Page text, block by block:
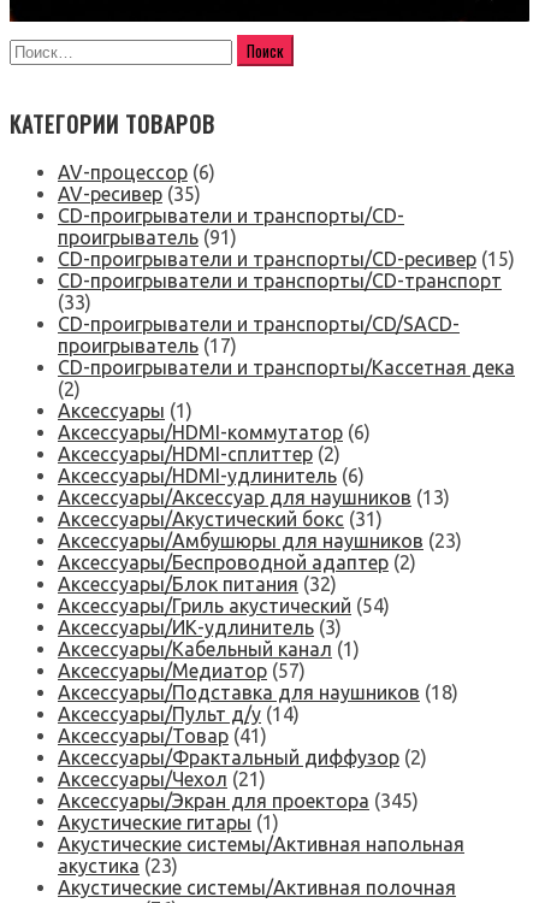
КАТЕГОРИИ ТОВАРОВ
AV-процессор (6)
AV-ресивер (35)
CD-проигрыватели и транспорты/CD-
проигрыватель (91)
CD-проигрыватели и транспорты/CD-ресивер (15)
CD-проигрыватели и транспорты/CD-транспорт
(33)
CD-проигрыватели и транспорты/CD/SACD-
проигрыватель (17)
CD-проигрыватели и транспорты/Кассетная дека
(2)
Аксессуары (1)
Аксессуары/HDMI-коммутатор (6)
Аксессуары/HDMI-сплиттер (2)
Аксессуары/HDMI-удлинитель (6)
Аксессуары/Аксессуар для наушников (13)
Аксессуары/Акустический бокс (31)
Аксессуары/Амбушюры для наушников (23)
Аксессуары/Беспроводной адаптер (2)
Аксессуары/Блок питания (32)
Аксессуары/Гриль акустический (54)
Аксессуары/ИК-удлинитель (3)
Аксессуары/Кабельный канал (1)
Аксессуары/Медиатор (57)
Аксессуары/Подставка для наушников (18)
Аксессуары/Пульт д/у (14)
Аксессуары/Товар (41)
Аксессуары/Фрактальный диффузор (2)
Аксессуары/Чехол (21)
Аксессуары/Экран для проектора (345)
Акустические гитары (1)
Акустические системы/Активная напольная
акустика (23)
Акустические системы/Активная полочная